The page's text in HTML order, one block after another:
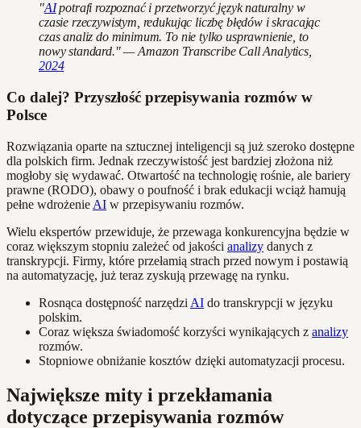
"AIpotrafi rozpoznać i przetworzyć język naturalny w
czasie rzeczywistym, redukując liczbę błędów i skracając
czas analiz do minimum. To nie tylko usprawnienie, to
nowy standard." — Amazon Transcribe Call Analytics,
2024
Co dalej? Przyszłość przepisywania rozmów w
Polsce
Rozwiązania oparte na sztucznej inteligencji są już szeroko dostępne
dla polskich firm. Jednak rzeczywistość jest bardziej złożona niż
mogłoby się wydawać. Otwartość na technologię rośnie, ale bariery
prawne (RODO), obawy o poufność i brak edukacji wciąż hamują
pełne wdrożenie AI w przepisywaniu rozmów.
Wielu ekspertów przewiduje, że przewaga konkurencyjna będzie w
coraz większym stopniu zależeć od jakości analizy danych z
transkrypcji. Firmy, które przełamią strach przed nowym i postawią
na automatyzację, już teraz zyskują przewagę na rynku.
Rosnąca dostępność narzędzi AI do transkrypcji w języku
polskim.
Coraz większa świadomość korzyści wynikających z analizy
rozmów.
Stopniowe obniżanie kosztów dzięki automatyzacji procesu.
Największe mity i przekłamania
dotyczące przepisywania rozmów